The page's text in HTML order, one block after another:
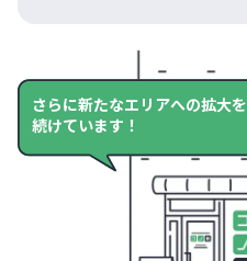
さらに新たなエリアへの拡大を
続けています！